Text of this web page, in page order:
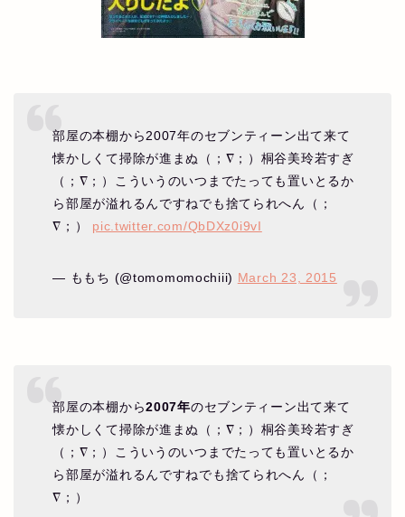
部屋の本棚から2007年のセブンティーン出て来て
懐かしくて掃除が進まぬ（；∇；）桐谷美玲若すぎ
（；∇；）こういうのいつまでたっても置いとるか
ら部屋が溢れるんですねでも捨てられへん（；
∇；） pic.twitter.com/QbDXz0i9vI
— ももち (@tomomomochiii) March 23, 2015
部屋の本棚から2007年のセブンティーン出て来て
懐かしくて掃除が進まぬ（；∇；）桐谷美玲若すぎ
（；∇；）こういうのいつまでたっても置いとるか
ら部屋が溢れるんですねでも捨てられへん（；
∇；）